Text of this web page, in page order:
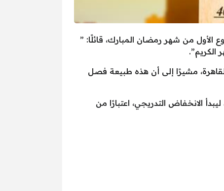
الأول من شهر رمضان المبارك، قائلًا: ”
الكريم”.
أكثر من 35 درجة على الوجه البحري والقاهرة، مشيرًا إلى أن هذه طبيعة فصل
الانخفاض التدريجي، اعتبارًا من